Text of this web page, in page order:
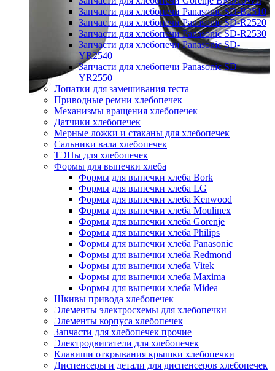
Запчасти для хлебопечи Panasonic SD-B2510
Запчасти для хлебопечи Panasonic SD-R2520
Запчасти для хлебопечи Panasonic SD-R2530
Запчасти для хлебопечи Panasonic SD-
YR2540
Запчасти для хлебопечи Panasonic SD-
YR2550
Лопатки для замешивания теста
Приводные ремни хлебопечек
Механизмы вращения хлебопечек
Датчики хлебопечек
Мерные ложки и стаканы для хлебопечек
Сальники вала хлебопечек
ТЭНы для хлебопечек
Формы для выпечки хлеба
Формы для выпечки хлеба Bork
Формы для выпечки хлеба LG
Формы для выпечки хлеба Kenwood
Формы для выпечки хлеба Moulinex
Формы для выпечки хлеба Gorenje
Формы для выпечки хлеба Philips
Формы для выпечки хлеба Panasonic
Формы для выпечки хлеба Redmond
Формы для выпечки хлеба Vitek
Формы для выпечки хлеба Maxima
Формы для выпечки хлеба Midea
Шкивы привода хлебопечек
Элементы электросхемы для хлебопечки
Элементы корпуса хлебопечек
Запчасти для хлебопечек прочие
Электродвигатели для хлебопечек
Клавиши открывания крышки хлебопечки
Диспенсеры и детали для диспенсеров хлебопечек